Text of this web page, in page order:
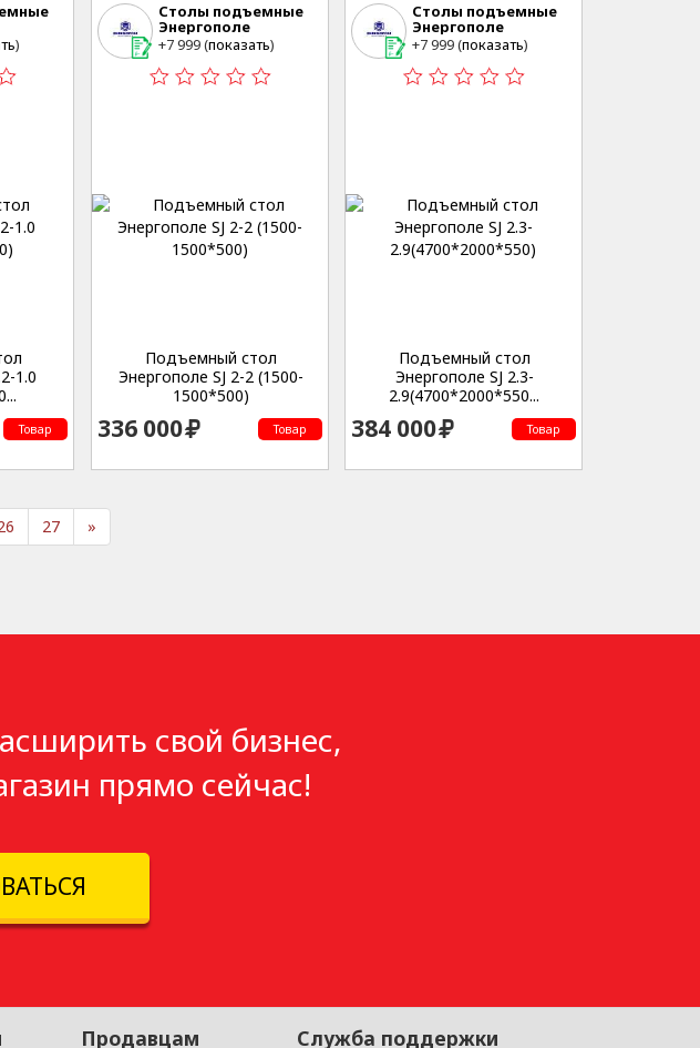
, ул.
)
1.0
Товар
Столы подъемные
Энергополе
г. Екатеринбург , ул.
Студенческая,53
+7 999 (показать)
Подъемный стол
Энергополе SJ 2-2 (1500-
1500*500)
336 000 Товар
Столы подъемные
Энергополе
г. Екатеринбург , ул.
Студенческая,53
+7 999 (показать)
Подъемный стол
Энергополе SJ 2.3-
2.9(4700*2000*550...
384 000 Товар
27 »
свой бизнес,
прямо сейчас!
Продавцам Служба поддержки